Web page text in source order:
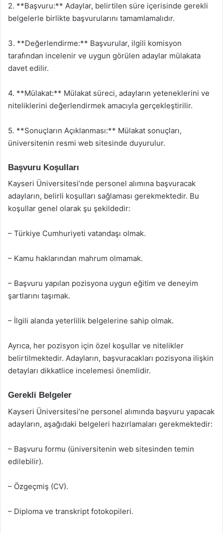
2. **Başvuru:** Adaylar, belirtilen süre içerisinde gerekli
belgelerle birlikte başvurularını tamamlamalıdır.
3. **Değerlendirme:** Başvurular, ilgili komisyon
tarafından incelenir ve uygun görülen adaylar mülakata
davet edilir.
4. **Mülakat:** Mülakat süreci, adayların yeteneklerini ve
niteliklerini değerlendirmek amacıyla gerçekleştirilir.
5. **Sonuçların Açıklanması:** Mülakat sonuçları,
üniversitenin resmi web sitesinde duyurulur.
Başvuru Koşulları
Kayseri Üniversitesi’nde personel alımına başvuracak
adayların, belirli koşulları sağlaması gerekmektedir. Bu
koşullar genel olarak şu şekildedir:
– Türkiye Cumhuriyeti vatandaşı olmak.
– Kamu haklarından mahrum olmamak.
– Başvuru yapılan pozisyona uygun eğitim ve deneyim
şartlarını taşımak.
– İlgili alanda yeterlilik belgelerine sahip olmak.
Ayrıca, her pozisyon için özel koşullar ve nitelikler
belirtilmektedir. Adayların, başvuracakları pozisyona ilişkin
detayları dikkatlice incelemesi önemlidir.
Gerekli Belgeler
Kayseri Üniversitesi’ne personel alımında başvuru yapacak
adayların, aşağıdaki belgeleri hazırlamaları gerekmektedir:
– Başvuru formu (üniversitenin web sitesinden temin
edilebilir).
– Özgeçmiş (CV).
– Diploma ve transkript fotokopileri.